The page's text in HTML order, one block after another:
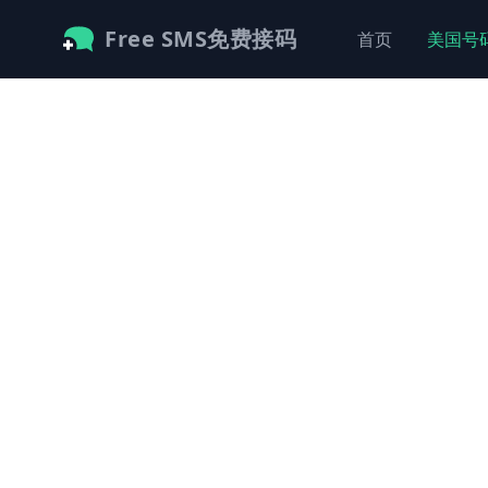
Free SMS免费接码 首页 美国号